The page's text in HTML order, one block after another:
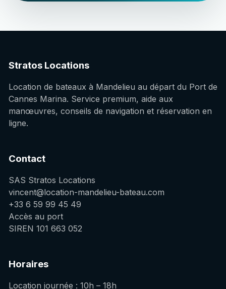
Stratos Locations
Location de bateaux à Mandelieu au départ du Port de
Cannes Marina. Service premium, aide aux
manœuvres, conseils de navigation et réservation en
ligne.
Contact
SAS Stratos Locations
vincent@location-mandelieu-bateau.com
+33 6 59 99 45 49
Accès au port
SIREN 101 663 052
Horaires
Location journée : 10h – 18h